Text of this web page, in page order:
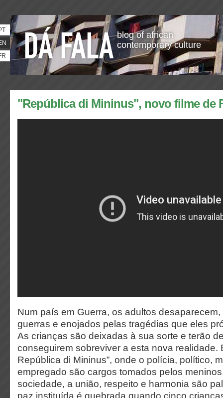
blog of african
contemporary culture
"República di Mininus", novo filme de
Num país em Guerra, os adultos
guerras e enojados pelas tragédias que eles
As crianças são deixadas à sua sorte e terão
conseguirem sobreviver a esta nova realidade.
República di Mininus”, onde o polícia, político,
empregado são cargos tomados pelos
sociedade, a união, respeito e harmonia são
paz instituída é quebrada quando cinco